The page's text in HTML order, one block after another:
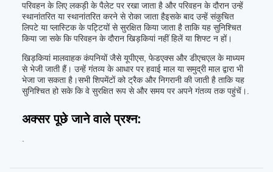
परिवहन के लिए लकड़ी के पैलेट पर रखा जाता है और परिवहन के दौरान उन्हें
स्थानांतरित या स्थानांतरित करने से रोका जाता हैइसके बाद उन्हें संकुचित
लिपटे या प्लास्टिक के पट्टियों से सुरक्षित किया जाता है ताकि यह सुनिश्चित
किया जा सके कि परिवहन के दौरान खिड़कियां नहीं हिलें या शिफ्ट न हों।
खिड़कियां मालवाहक कंपनियों जैसे यूपीएस, फेडएक्स और डीएचएल के माध्यम
से भेजी जाती हैं। उन्हें गंतव्य के आधार पर हवाई माल या समुद्री माल द्वारा भी
भेजा जा सकता है।सभी शिपमेंटों को ट्रैक और निगरानी की जाती है ताकि यह
सुनिश्चित हो सके कि वे सुरक्षित रूप से और समय पर अपने गंतव्य तक पहुंचें।.
अक्सर पूछे जाने वाले प्रश्न: